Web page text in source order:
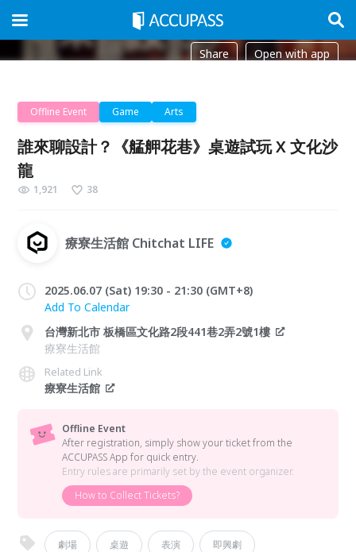
Share Open with app
Offline Event Game Arts
誰來聊設計？《艋舺花巷》桌遊試玩 X 文化沙
龍
1,921 38
療寮生活館 Chitchat LIFE
2025.06.07 (Sat) 19:30 - 21:30 (GMT+8)
Add To Calendar
台灣新北市 板橋區文化路2段441巷2弄2號1樓
療寮生活館
Related Link
療寮生活館
Offline Event
After registration, simply show your ticket from the
ACCUPASS App for quick entry.
Entry rules are primarily set by the event organizer.
How to Collect Tickets?
劇場 桌遊 表演 即興劇